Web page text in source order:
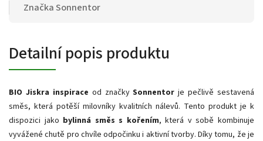
ZnačkaSonnentor
Detailní popis produktu
BIO Jiskra inspirace od značkySonnentor je pečlivě sestavená
směs, která potěší milovníky kvalitních nálevů. Tento produkt je k
dispozici jako bylinná směs s kořením, která v sobě kombinuje
vyvážené chutě pro chvíle odpočinku i aktivní tvorby. Díky tomu, že je